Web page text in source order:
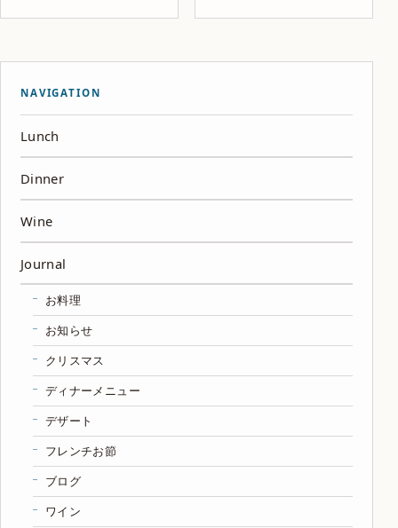
NAVIGATION
Lunch
Dinner
Wine
Journal
お料理
お知らせ
クリスマス
ディナーメニュー
デザート
フレンチお節
ブログ
ワイン